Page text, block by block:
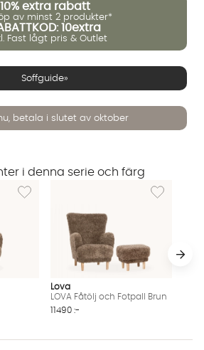
10% extra rabatt
av minst 2 produkter*
10extra
Fast lågt pris & Outlet
Soffguide»
betala i slutet av oktober
i denna serie och färg
Lägg till i önskelista: LOVA Fåtölj BrunLägg till i
Lova
LOVA Fåtölj och Fotpall Brun
11490 :-
svara på dina frågor. Konversationen
timmar för att kunna hjälpa dig. Vi delar
med tredje part. Läs mer i vår
integritetspolicy.
att konversationen sparas